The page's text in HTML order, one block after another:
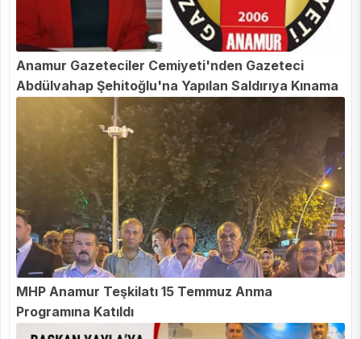
Anamur Gazeteciler Cemiyeti'nden Gazeteci
Abdülvahap Şehitoğlu'na Yapılan Saldırıya Kınama
MHP Anamur Teşkilatı 15 Temmuz Anma
Programına Katıldı